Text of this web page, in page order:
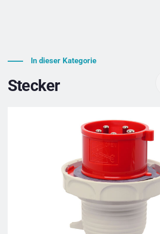
In dieser Kategorie
Stecker